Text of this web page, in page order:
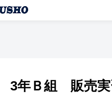
3年Ｂ組 販売実